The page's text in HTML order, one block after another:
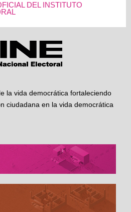
DEL INSTITUTO
la vida democrática fortaleciendo
ciudadana en la vida democrática